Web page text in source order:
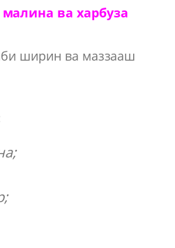
ва харбуза
ширин ва маззааш